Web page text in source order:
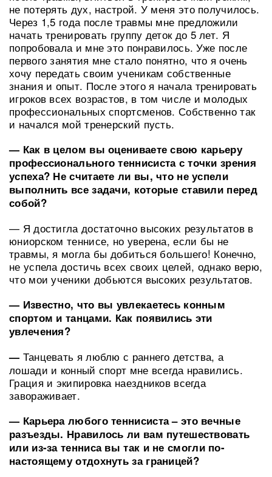
не потерять дух, настрой. У меня это получилось.
Через 1,5 года после травмы мне предложили
начать тренировать группу деток до 5 лет. Я
попробовала и мне это понравилось. Уже после
первого занятия мне стало понятно, что я очень
хочу передать своим ученикам собственные
знания и опыт. После этого я начала тренировать
игроков всех возрастов, в том числе и молодых
профессиональных спортсменов. Собственно так
и начался мой тренерский пусть.
— Как в целом вы оцениваете свою карьеру
профессионального теннисиста с точки зрения
успеха? Не считаете ли вы, что не успели
выполнить все задачи, которые ставили перед
собой?
— Я достигла достаточно высоких результатов в
юниорском теннисе, но уверена, если бы не
травмы, я могла бы добиться большего! Конечно,
не успела достичь всех своих целей, однако верю,
что мои ученики добьются высоких результатов.
— Известно, что вы увлекаетесь конным
спортом и танцами. Как появились эти
увлечения?
— Танцевать я люблю с раннего детства, а
лошади и конный спорт мне всегда нравились.
Грация и экипировка наездников всегда
завораживает.
— Карьера любого теннисиста – это вечные
разъезды. Нравилось ли вам путешествовать
или из-за тенниса вы так и не смогли по-
настоящему отдохнуть за границей?